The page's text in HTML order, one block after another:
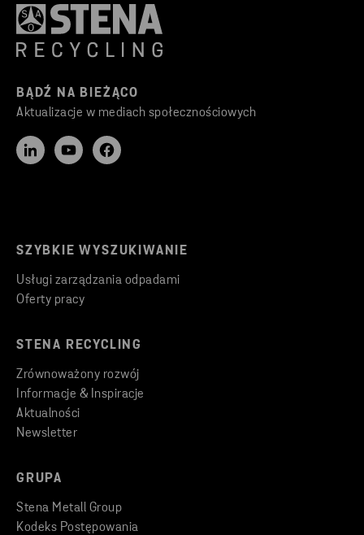
BĄDŹ NA BIEŻĄCO
Aktualizacje w mediach społecznościowych
SZYBKIE WYSZUKIWANIE
Usługi zarządzania odpadami
Oferty pracy
STENA RECYCLING
Zrównoważony rozwój
Informacje & Inspiracje
Aktualności
Newsletter
GRUPA
Stena Metall Group
Kodeks Postępowania